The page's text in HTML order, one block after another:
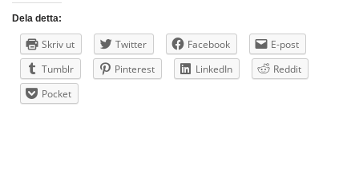
Dela detta:
Skriv ut Twitter Facebook
E-post
Tumblr
Pinterest LinkedIn
Reddit
Pocket